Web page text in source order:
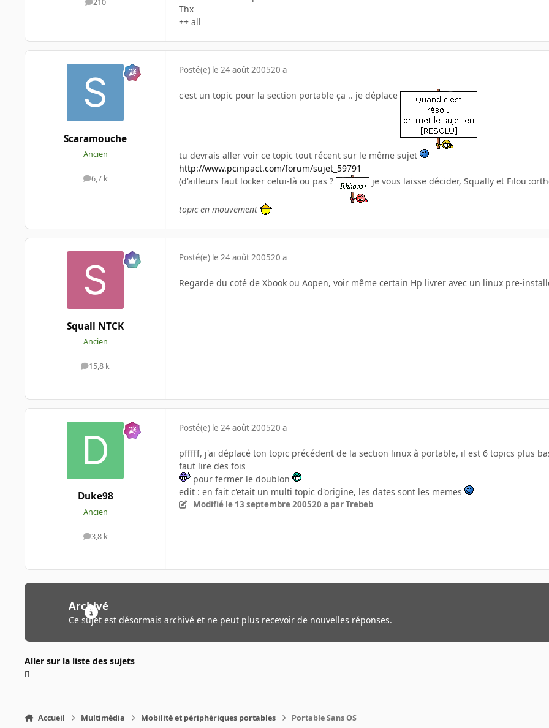
210
messages
Thx
++ all
Scaramouche
Ancien
6,7 k
messages
Posté(e) le 24 août 200520 a
c'est un topic pour la section portable ça .. je déplace
tu devrais aller voir ce topic tout récent sur le même sujet
http://www.pcinpact.com/forum/sujet_59791
(d'ailleurs faut locker celui-là ou pas ?
je vous laisse décider, Squally et Filou
topic en mouvement
Squall NTCK
Ancien
15,8 k
messages
Posté(e) le 24 août 200520 a
Regarde du coté de Xbook ou Aopen, voir même certain Hp livrer avec un linux pre-
Duke98
Ancien
3,8 k
messages
Posté(e) le 24 août 200520 a
pfffff, j'ai déplacé ton topic précédent de la section linux à portable, il est 6 topics plus
faut lire des fois
pour fermer le doublon
edit : en fait c'etait un multi topic d'origine, les dates sont les memes
Modifié le 13 septembre 200520 a par Trebeb
Archivé
Ce sujet est désormais archivé et ne peut plus recevoir de nouvelles réponses.
Aller sur la liste des sujets
Accueil Multimédia Mobilité et périphériques portables Portable Sans OS